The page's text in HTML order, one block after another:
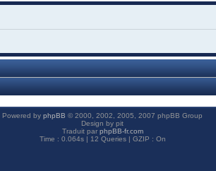
Powered by phpBB © 2000, 2002, 2005, 2007 phpBB Group
Design by pit
Traduit par phpBB-fr.com
Time : 0.064s | 12 Queries | GZIP : On